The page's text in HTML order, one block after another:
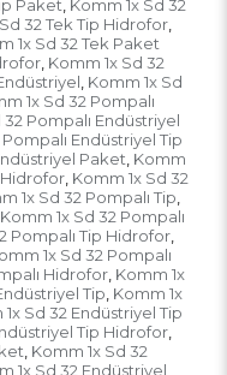
Paket Komm 1x Sd 32
32 Tek Tip Hidrofor,
1x Sd 32 Tek Paket
, Komm 1x Sd 32
Komm 1x Sd
1x Sd 32 Pompalı
32 Pompalı Endüstriyel
Endüstriyel Tip
Paket Komm
Hidrofor, Komm 1x Sd 32
1x Sd 32 Pompalı Tip
Komm 1x Sd 32 Pompalı
Pompalı Tip Hidrofor
1x Sd 32 Pompalı
Hidrofor, Komm 1x
Tip Komm 1x
Sd 32 Endüstriyel Tip
Tip Hidrofor,
Komm 1x Sd 32
1x Sd 32 Endüstriyel